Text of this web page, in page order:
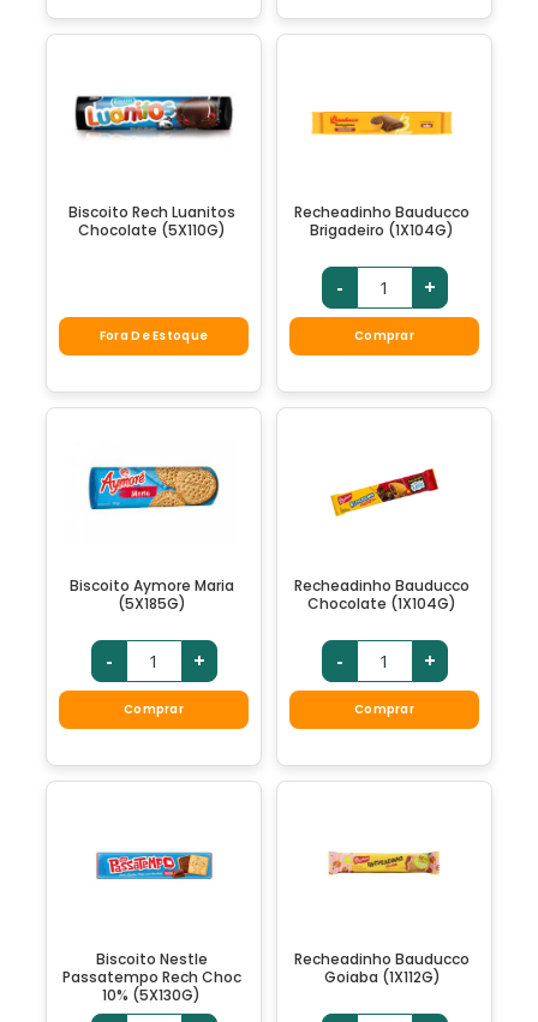
Biscoito Rech Luanitos
Chocolate (5X110G)
Fora De Estoque
Recheadinho Bauducco
Brigadeiro (1X104G)
- +
Comprar
Biscoito Aymore Maria
(5X185G)
- +
Comprar
Recheadinho Bauducco
Chocolate (1X104G)
- +
Comprar
Biscoito Nestle
Passatempo Rech Choc
10% (5X130G)
Recheadinho Bauducco
Goiaba (1X112G)